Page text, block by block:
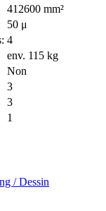
412600 mm²
50 μ
4
env. 115 kg
Non
3
3
1
/ Dessin